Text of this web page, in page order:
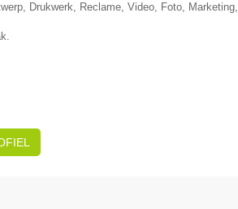
Drukwerk, Reclame, Video, Foto, Marketing,